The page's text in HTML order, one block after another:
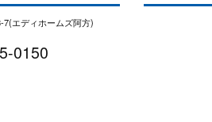
エディホームズ阿方)
0150